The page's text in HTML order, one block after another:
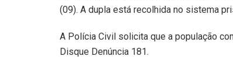
(09). A dupla está recolhida no sistema
A Polícia Civil solicita que a população
Disque Denúncia 181.